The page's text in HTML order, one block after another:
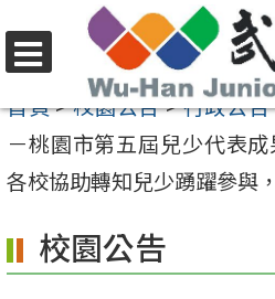
至
內
區
選
單
首頁>校園公告>行政公告
－桃園市第五屆兒少代表
各校協助轉知兒少踴躍參與
校園公告